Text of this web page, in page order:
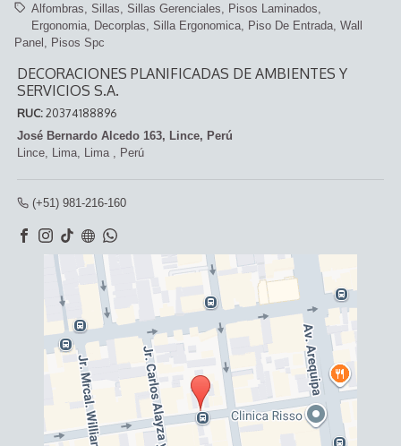
Alfombras
Sillas Sillas Gerenciales
Pisos Laminados
Ergonomia
Decorplas Silla Ergonomica Piso De Entrada Wall
Panel
Pisos Spc
DECORACIONES PLANIFICADAS DE AMBIENTES Y
SERVICIOS S.A.
RUC:20374188896
José Bernardo Alcedo 163, Lince, Perú
Lince, Lima, Lima , Perú
(+51) 981-216-160